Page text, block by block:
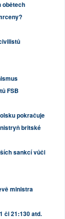
obětech
FSB
pokračuje
britské
sankcí vůči
ministra
či 21:130 atd.